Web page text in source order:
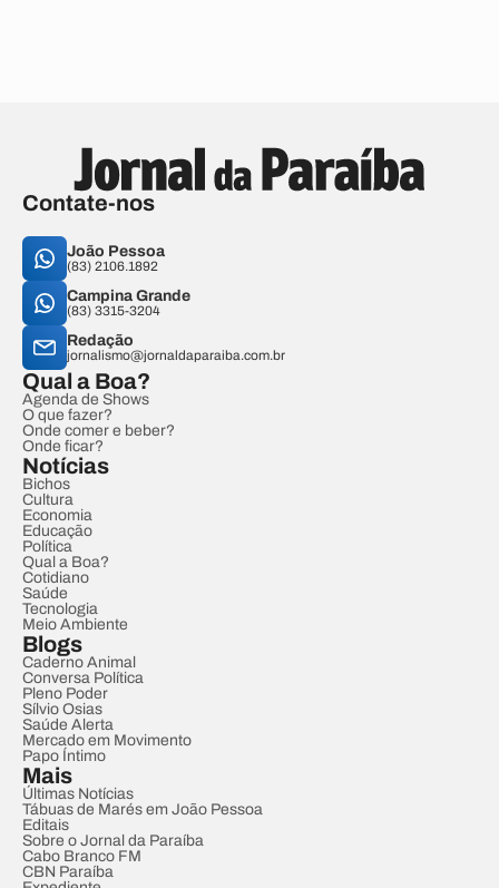
Contate-nos
João Pessoa
(83) 2106.1892
Campina Grande
(83) 3315-3204
Redação
jornalismo@jornaldaparaiba.com.br
Qual a Boa?
Agenda de Shows
O que fazer?
Onde comer e beber?
Onde ficar?
Notícias
Bichos
Cultura
Economia
Educação
Política
Qual a Boa?
Cotidiano
Saúde
Tecnologia
Meio Ambiente
Blogs
Caderno Animal
Conversa Política
Pleno Poder
Sílvio Osias
Saúde Alerta
Mercado em Movimento
Papo Íntimo
Mais
Últimas Notícias
Tábuas de Marés em João Pessoa
Editais
Sobre o Jornal da Paraíba
Cabo Branco FM
CBN Paraíba